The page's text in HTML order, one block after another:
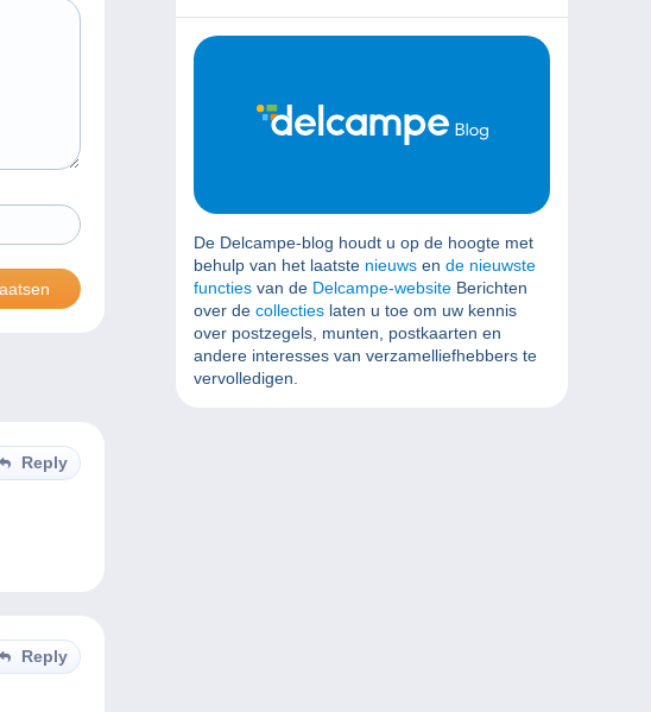
Reply
Reply
De Delcampe-blog houdt u op de hoogte met
behulp van het laatste nieuws en de nieuwste
functies van de Delcampe-website Berichten
over de collecties laten u toe om uw kennis
over postzegels, munten, postkaarten en
andere interesses van verzamelliefhebbers te
vervolledigen.